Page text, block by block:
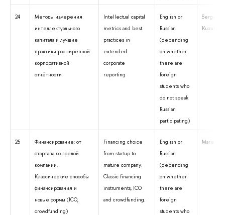
24
Методы измерения
интеллектуального
капитала и лучшие
практики расширенной
корпоративной
отчётности
Intellectual capital
metrics and best
practices in
extended
corporate
reporting
English or
Russian
(depending
on whether
there are
foreign
students who
do not speak
Russian
participating)
Sergey A.
Kuzubov
25
Финансирование: от
стартапа до зрелой
компании.
Классические способы
финансирования и
новые формы (ICO,
crowdfunding)
Financing choice
from startup to
mature company.
Classic financing
instruments, ICO
and crowdfunding.
English or
Russian
(depending
on whether
there are
foreign
students who
Maria